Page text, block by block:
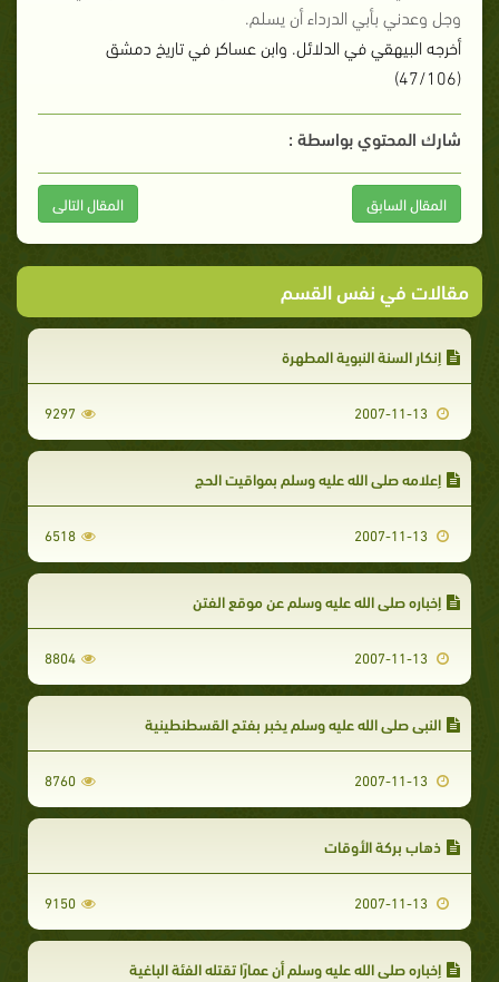
وجل وعدني بأبي الدرداء أن يسلم.
أخرجه البيهقي في الدلائل. وابن عساكر في تاريخ دمشق
(47/106)
شارك المحتوي بواسطة :
المقال السابق المقال التالى
مقالات في نفس القسم
إنكار السنة النبوية المطهرة
9297
إعلامه صلى الله عليه وسلم بمواقيت الحج
6518
إخباره صلى الله عليه وسلم عن موقع الفتن
8804
النبي صلى الله عليه وسلم يخبر بفتح القسطنطينية
8760
ذهاب بركة الأوقات
9150
إخباره صلى الله عليه وسلم أن عمارًا تقتله الفئة الباغية